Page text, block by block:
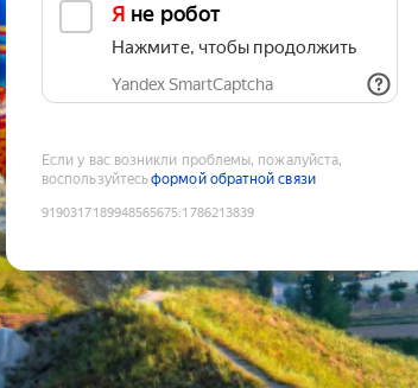
Я не робот
Нажмите, чтобы продолжить
Yandex SmartCaptcha
Если у вас возникли проблемы, пожалуйста,
воспользуйтесьформой обратной связи
9190317189948565675:1786213839